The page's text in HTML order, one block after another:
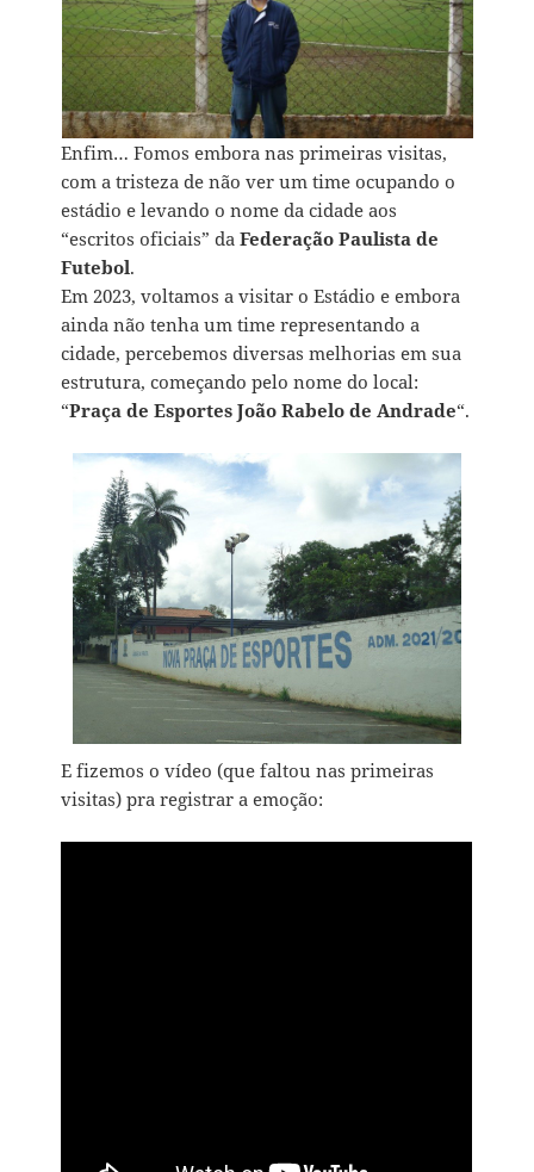
Enfim… Fomos embora nas primeiras visitas,
com a tristeza de não ver um time ocupando o
estádio e levando o nome da cidade aos
“escritos oficiais” daFederação Paulista de
Futebol.
Em 2023, voltamos a visitar o Estádio e embora
ainda não tenha um time representando a
cidade, percebemos diversas melhorias em sua
estrutura, começando pelo nome do local:
“Praça de Esportes João Rabelo de Andrade“.
E fizemos o vídeo (que faltou nas primeiras
visitas) pra registrar a emoção: